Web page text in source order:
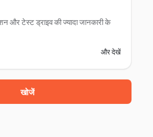
टेस्ट ड्राइव की ज्यादा जानकारी के
और देखें
खोजें